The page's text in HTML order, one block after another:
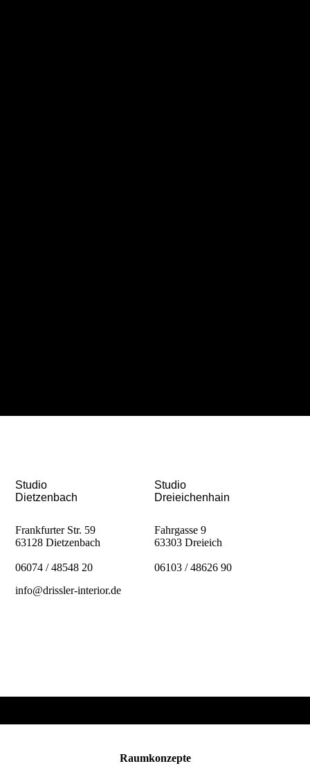
Studio
Dietzenbach
Studio
Dreieichenhain
Frankfurter Str. 59
63128 Dietzenbach
06074 / 48548 20
Fahrgasse 9
63303 Dreieich
06103 / 48626 90
info@drissler-interior.de
Raumkonzepte